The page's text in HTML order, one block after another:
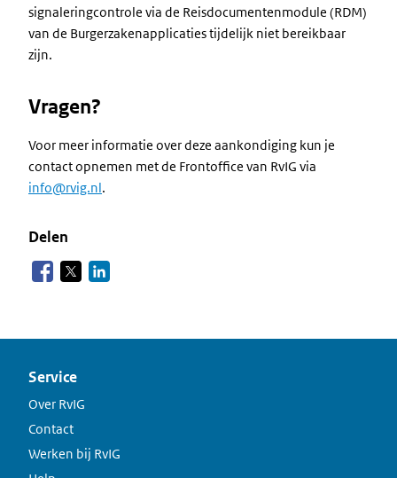
signaleringcontrole via de Reisdocumentenmodule (RDM)
van de Burgerzakenapplicaties tijdelijk niet bereikbaar
zijn.
Vragen?
Voor meer informatie over deze aankondiging kun je
contact opnemen met de Frontoffice van RvIG via
info@rvig.nl.
Delen
Service
Over RvIG
Contact
Werken bij RvIG